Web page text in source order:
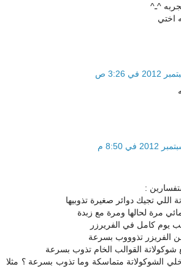
^ـ^
اختي
:
اللي تجيك دوائر صغيرة تذوبيها
مرة لحالها ومرة مع زبدة
يوم كامل في الفريرزر
الفريزر تذوووب بسرعة
القوالب الخام تذوب بسرعة
الشوكولاتة متماسكة وما تذوب بسرعة ؟ مثلا